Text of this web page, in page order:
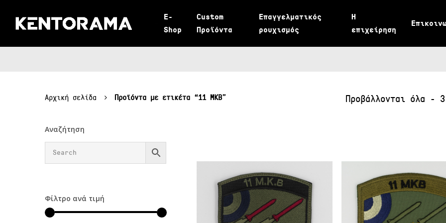
main
content
E-
Shop
Custom
Προϊόντα
Επαγγελματικός
ρουχισμός
Η
επιχείρηση
ΜΚΒΠροβάλλονται όλα -
Αρχική σελίδα Προϊόντα με ετικέτα “11 ΜΚΒ”
Αναζήτηση
Φίλτρο ανά τιμή